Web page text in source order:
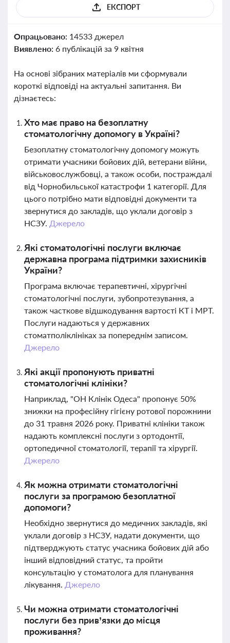
ЕКСПОРТ
Опрацьовано: 14533 джерел
Виявлено: 6 публікацій за 9 квітня
На основі зібраних матеріалів ми сформували
короткі відповіді на актуальні запитання. Ви
дізнаєтесь:
Хто має право на безоплатну
стоматологічну допомогу в Україні?
Безоплатну стоматологічну допомогу можуть
отримати учасники бойових дій, ветерани війни,
військовослужбовці, а також особи, постраждалі
від Чорнобильської катастрофи 1 категорії. Для
цього потрібно мати відповідні документи та
звернутися до закладів, що уклали договір з
НСЗУ. Джерело
Які стоматологічні послуги включає
державна програма підтримки захисників
України?
Програма включає терапевтичні, хірургічні
стоматологічні послуги, зубопротезування, а
також часткове відшкодування вартості КТ і МРТ.
Послуги надаються у державних
стоматполіклініках за попереднім записом.
Джерело
Які акції пропонують приватні
стоматологічні клініки?
Наприклад, "ОН Клінік Одеса" пропонує 50%
знижки на професійну гігієну ротової порожнини
до 31 травня 2026 року. Приватні клініки також
надають комплексні послуги з ортодонтії,
ортопедичної стоматології, терапії та хірургії.
Джерело
Як можна отримати стоматологічні
послуги за програмою безоплатної
допомоги?
Необхідно звернутися до медичних закладів, які
уклали договір з НСЗУ, надати документи, що
підтверджують статус учасника бойових дій або
інший відповідний статус, та пройти
консультацію у стоматолога для планування
лікування. Джерело
Чи можна отримати стоматологічні
послуги без прив’язки до місця
проживання?